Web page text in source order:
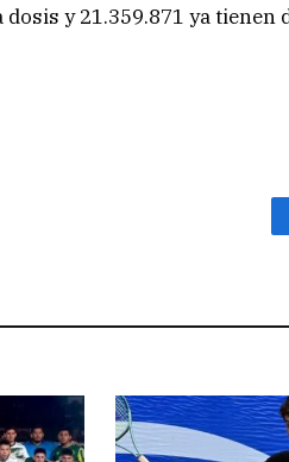
y 21.359.871 ya tienen